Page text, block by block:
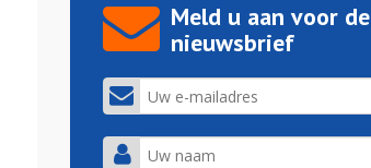
Meld u aan voor de
nieuwsbrief